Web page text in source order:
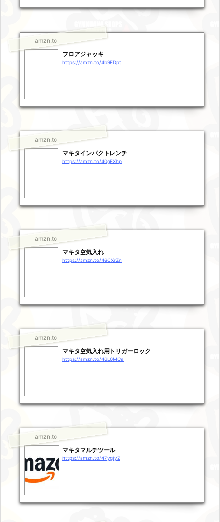
amzn.to
フロアジャッキ
https://amzn.to/4b9EDpt
amzn.to
マキタインパクトレンチ
https://amzn.to/40gEXhp
amzn.to
マキタ空気入れ
https://amzn.to/46QXrZn
amzn.to
マキタ空気入れ用トリガーロック
https://amzn.to/46L6MCa
amzn.to
マキタマルチツール
https://amzn.to/47ygIyZ